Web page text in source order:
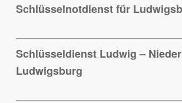
Schlüsselnotdienst für
Schlüsseldienst Ludwig –
Ludwigsburg